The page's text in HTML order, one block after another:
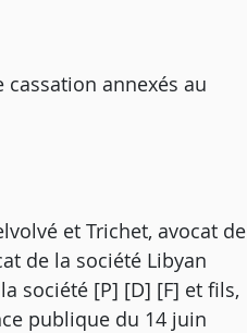
annexés au
et Trichet, avocat de
de la société Libyan
société [P] [D] [F] et fils,
publique du 14 juin